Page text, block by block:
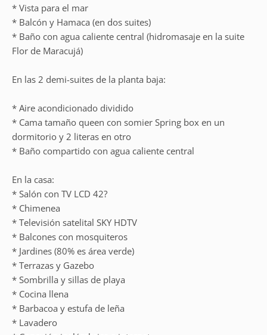
* Vista para el mar
* Balcón y Hamaca (en dos suites)
* Baño con agua caliente central (hidromasaje en la suite
Flor de Maracujá)
En las 2 demi-suites de la planta baja:
* Aire acondicionado dividido
* Cama tamaño queen con somier Spring box en un
dormitorio y 2 literas en otro
* Baño compartido con agua caliente central
En la casa:
* Salón con TV LCD 42?
* Chimenea
* Televisión satelital SKY HDTV
* Balcones con mosquiteros
* Jardines (80% es área verde)
* Terrazas y Gazebo
* Sombrilla y sillas de playa
* Cocina llena
* Barbacoa y estufa de leña
* Lavadero